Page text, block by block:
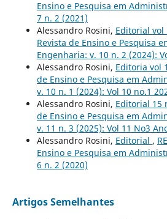
Ensino e Pesquisa em
7 n. 2 (2021)
Alessandro Rosini, Editorial vol
Revista de Ensino e Pesquisa
Engenharia: v. 10 n. 2 (2024):
Alessandro Rosini, Editoria vol
de Ensino e Pesquisa em
v. 10 n. 1 (2024): Vol 10 no.1
Alessandro Rosini, Editorial 15
de Ensino e Pesquisa em
v. 11 n. 3 (2025): Vol 11 No3
Alessandro Rosini, Editorial ,
Ensino e Pesquisa em
6 n. 2 (2020)
Artigos Semelhantes